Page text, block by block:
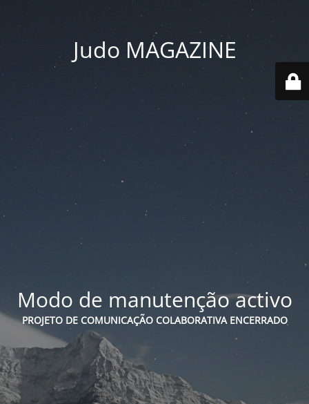
Judo MAGAZINE
Modo de manutenção activo
PROJETO DE COMUNICAÇÃO COLABORATIVA ENCERRADO